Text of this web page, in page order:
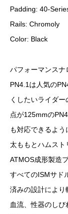
Padding: 40-
Rails: Chromoly
Color: Black
パフォーマンスナ
PN4.1は人気の
くしたいライダ
点が125mmの
も対応できるよ
太ももとハムス
ATMOS成形製造
すべてのISMサド
済みの設計によ
血流、性器のし